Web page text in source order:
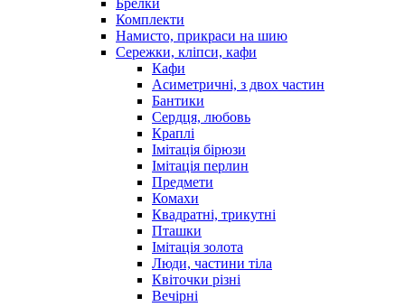
Комплекти
Намисто, прикраси на шию
Сережки, кліпси, кафи
Кафи
Асиметричні, з двох частин
Бантики
Сердця, любовь
Краплі
Імітація бірюзи
Імітація перлин
Предмети
Комахи
Квадратні, трикутні
Пташки
Імітація золота
Люди, частини тіла
Квіточки різні
Вечірні